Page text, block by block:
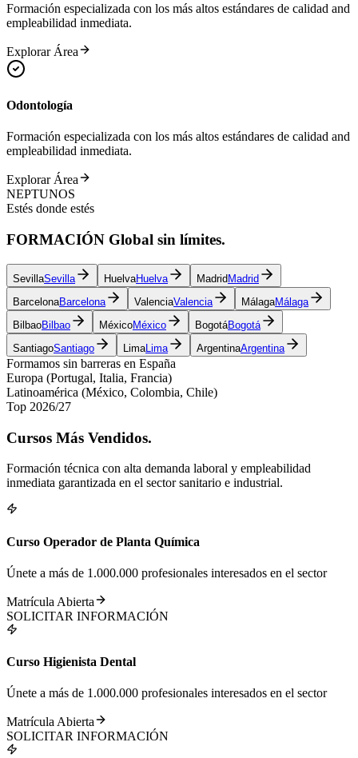
Formación especializada con los más altos estándares de calidad and
empleabilidad inmediata.
Explorar Área
Odontología
Formación especializada con los más altos estándares de calidad and
empleabilidad inmediata.
Explorar Área
NEPTUNOS
Estés donde estés
FORMACIÓN Global sin límites.
SevillaSevilla HuelvaHuelva Madrid Madrid
BarcelonaBarcelona ValenciaValencia MálagaMálaga
BilbaoBilbao MéxicoMéxico BogotáBogotá
SantiagoSantiago Lima Lima ArgentinaArgentina
Formamos sin barreras en España
Europa (Portugal, Italia, Francia)
Latinoamérica (México, Colombia, Chile)
Top 2026/27
Cursos Más Vendidos.
Formación técnica con alta demanda laboral y empleabilidad
inmediata garantizada en el sector sanitario e industrial.
Curso Operador de Planta Química
Únete a más de 1.000.000 profesionales interesados en el sector
Matrícula Abierta
SOLICITAR INFORMACIÓN
Curso Higienista Dental
Únete a más de 1.000.000 profesionales interesados en el sector
Matrícula Abierta
SOLICITAR INFORMACIÓN